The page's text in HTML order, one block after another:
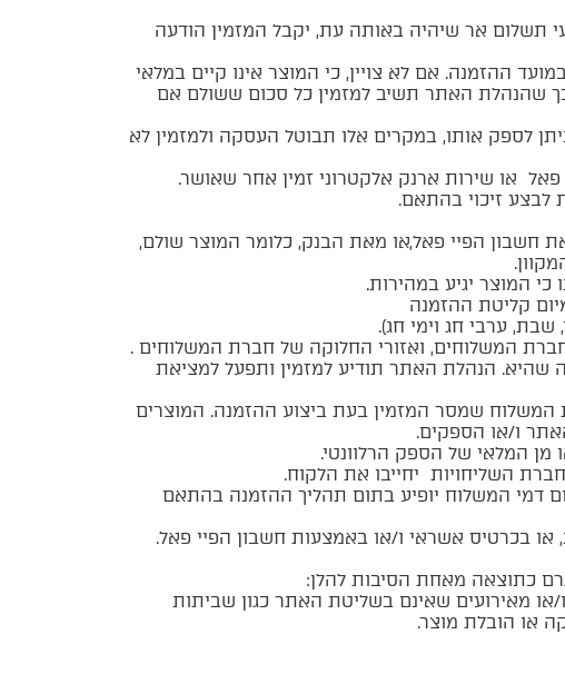
תשלום אר שיהיה באותה עת, יקבל המזמין הודעה
ההזמנה. אם לא צויין, כי המוצר אינו קיים במלאי
שהנהלת האתר תשיב למזמין כל סכום ששולם אם
לספק אותו, במקרים אלו תבוטל העסקה ולמזמין לא
או שירות ארנק אלקטרוני זמין אחר שאושר.
לבצע זיכוי בהתאם.
הפיי פאל,או מאת הבנק, כלומר המוצר שולם,
המוצר יגיע במהירות.
ערבי חג וימי חג).
המשלוחים, ואזורי החלוקה של חברת המשלוחים .
הנהלת האתר תודיע למזמין ותפעל למציאת
שמסר המזמין בעת ביצוע ההזמנה. המוצרים
ו/או הספקים.
מן המלאי של הספק הרלוונטי.
השליחויות יחייבו את הלקוח.
דמי המשלוח יופיע בתום תהליך ההזמנה בהתאם
בכרטיס אשראי ו/או באמצעות חשבון הפיי פאל.
כתוצאה מאחת הסיבות להלן:
או מאירועים שאינם בשליטת האתר כגון שביתות
או הובלת מוצר.